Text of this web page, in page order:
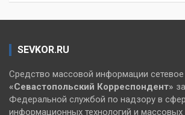
SEVKOR.RU
Средство массовой информации
«Севастопольский Корреспондент»
Федеральной службой по надзору в
информационных технологий и